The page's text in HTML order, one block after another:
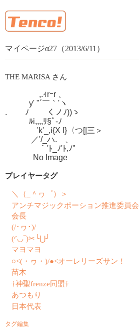
マイページα27（2013/6/11）
THE MARISA さん
,.ｨrｰr 、
y' "´￣｀'ヽ
.　　 ﾉ　　 くノﾉ))ゝ
ﾙi,,,,ﾘ§ﾟ-ﾉ
'k'_,i{X l}〈つ[|三＞
／'/_ハ.ゝ、
｀'ﾄ_ﾉ'ﾄ,ﾉ"
No Image
プレイヤータグ
＼（_＾ヮ゜）＞
アンチマジックポーション推進委員会
会長
(/･ヮ･)/
(◜◡‾)✂╰⋃╯
マヨマヨ
○<(・ヮ・)/●<オーレリーズサン！
苗木
†神聖frenze同盟†
あつもり
日本代表
タグ編集